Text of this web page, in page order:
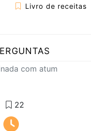
Livro de receitas
com atum